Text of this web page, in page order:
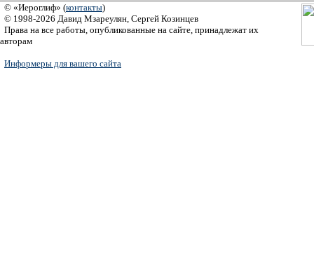
© «Иероглиф» (контакты)
© 1998-2026 Давид Мзареулян, Сергей Козинцев
Права на все работы, опубликованные на сайте, принадлежат их
авторам
Информеры для вашего сайта